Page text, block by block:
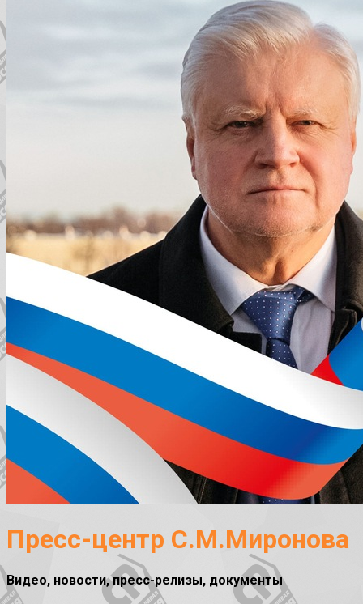
Пресс-центр С.М.Миронова
Видео, новости, пресс-релизы, документы